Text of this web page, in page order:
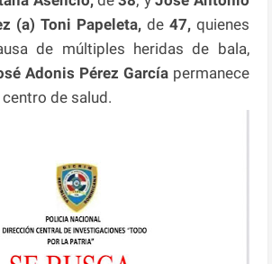
(a) Toni Papeleta,de 47,quienes
de múltiples heridas de bala,
Adonis Pérez Garcíapermanece
de salud.